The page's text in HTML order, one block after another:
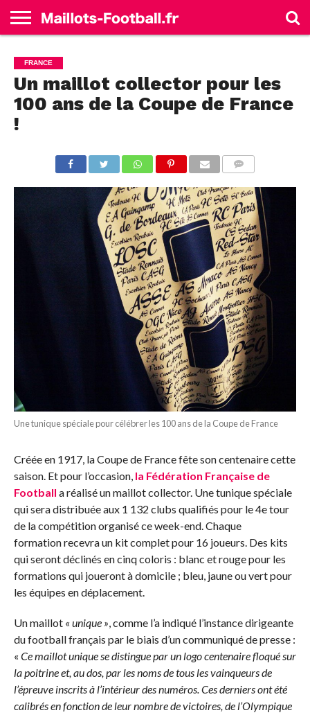
ALLEMAGNE
ANGLETERRE
ESPAGNE
FRANCE
ITALIE
SÉLECTIONS
MARQUES
FRANCE
Un maillot collector pour les
100 ans de la Coupe de France
!
Une tunique spéciale pour célébrer les 100 ans de la Coupe de France
Créée en 1917, la Coupe de France fête son centenaire cette
saison. Et pour l’occasion, la Fédération Française de
Football a réalisé un maillot collector. Une tunique spéciale
qui sera distribuée aux 1 132 clubs qualifiés pour le 4e tour
de la compétition organisé ce week-end. Chaque
formation recevra un kit complet pour 16 joueurs. Des kits
qui seront déclinés en cinq coloris : blanc et rouge pour les
formations qui joueront à domicile ; bleu, jaune ou vert pour
les équipes en déplacement.
Un maillot « unique », comme l’a indiqué l’instance dirigeante
du football français par le biais d’un communiqué de presse :
« Ce maillot unique se distingue par un logo centenaire floqué sur
la poitrine et, au dos, par les noms de tous les vainqueurs de
l’épreuve inscrits à l’intérieur des numéros. Ces derniers ont été
calibrés en fonction de leur nombre de victoires, de l’Olympique